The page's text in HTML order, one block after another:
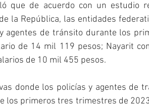
que de acuerdo con un estudio
la República, las entidades
agentes de tránsito durante los
de 14 mil 119 pesos; Nayarit
de 10 mil 455 pesos.
donde los policías y agentes de
los primeros tres trimestres de